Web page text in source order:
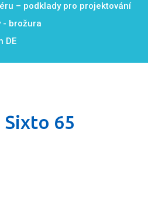
– podklady pro projektování
- brožura
DE
Sixto 65